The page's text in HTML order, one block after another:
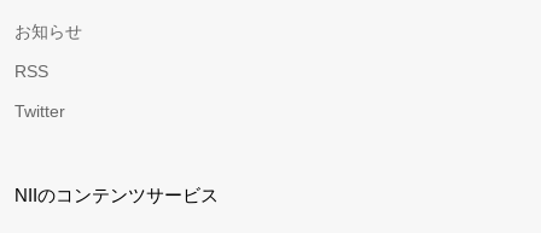
お知らせ
RSS
Twitter
NIIのコンテンツサービス